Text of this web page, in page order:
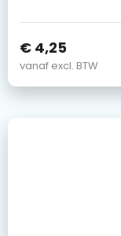
€ 4,25
vanaf excl. BTW